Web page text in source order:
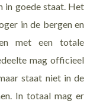
in goede staat. Het
in de bergen en
met een totale
mag officieel
staat niet in de
In totaal mag er